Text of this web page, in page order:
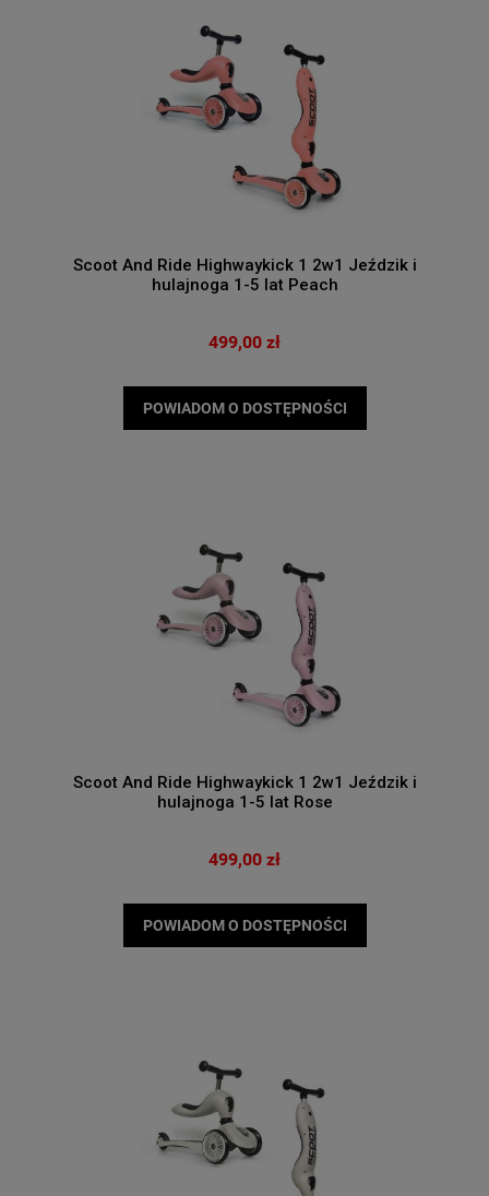
Scoot And Ride Highwaykick 1 2w1 Jeździk i
hulajnoga 1-5 lat Peach
499,00 zł
POWIADOM O DOSTĘPNOŚCI
Scoot And Ride Highwaykick 1 2w1 Jeździk i
hulajnoga 1-5 lat Rose
499,00 zł
POWIADOM O DOSTĘPNOŚCI